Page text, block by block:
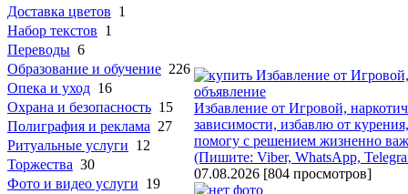
Доставка цветов 1
Набор текстов 1
Переводы 6
Образование и обучение 226
Опека и уход 16
Охрана и безопасность 15
Полиграфия и реклама 27
Ритуальные услуги 12
Торжества 30
Фото и видео услуги 19
Избавление от Игровой,
зависимости, избавлю от
помогу с решением жизненно
(Пишите: Viber, WhatsApp,
07.08.2026 [804 просмотров]